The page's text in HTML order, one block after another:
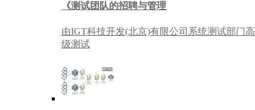
《测试团队的招聘与管理
由IGT科技开发(北京)有限公司系统测试部门高
级测试